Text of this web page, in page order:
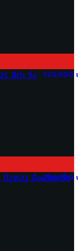
529,000
สีดำ วิ่ง
289,000
2023 มือเดียว วิ่ง